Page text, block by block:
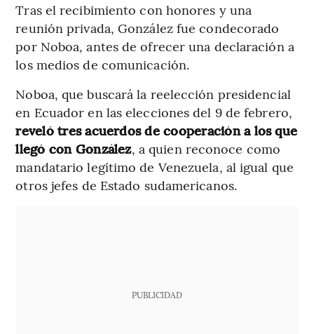
Tras el recibimiento con honores y una
reunión privada, González fue condecorado
por Noboa, antes de ofrecer una declaración a
los medios de comunicación.
Noboa, que buscará la reelección presidencial
en Ecuador en las elecciones del 9 de febrero,
reveló tres acuerdos de cooperación a los que
llegó con González, a quien reconoce como
mandatario legítimo de Venezuela, al igual que
otros jefes de Estado sudamericanos.
PUBLICIDAD